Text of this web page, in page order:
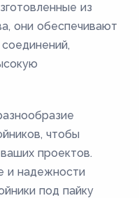
из
они обеспечивают
чтобы
проектов.
и надежности
под пайку